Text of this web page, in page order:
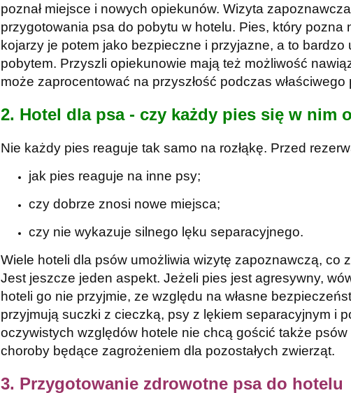
poznał miejsce i nowych opiekunów. Wizyta
przygotowania psa do pobytu w hotelu. Pies, który pozna
kojarzy je potem jako bezpieczne i przyjazne, a to bardzo
pobytem. Przyszli opiekunowie mają też możliwość
może zaprocentować na przyszłość podczas właściwego
2. Hotel dla psa - czy każdy pies się w nim
Nie każdy pies reaguje tak samo na rozłąkę. Przed
jak pies reaguje na inne psy;
czy dobrze znosi nowe miejsca;
czy nie wykazuje silnego lęku separacyjnego.
Wiele hoteli dla psów umożliwia wizytę zapoznawczą, co
Jest jeszcze jeden aspekt. Jeżeli pies jest agresywny,
hoteli go nie przyjmie, ze względu na własne
przyjmują suczki z cieczką, psy z lękiem separacyjnym i
oczywistych względów hotele nie chcą gościć także
choroby będące zagrożeniem dla pozostałych zwierząt.
3. Przygotowanie zdrowotne psa do hotelu